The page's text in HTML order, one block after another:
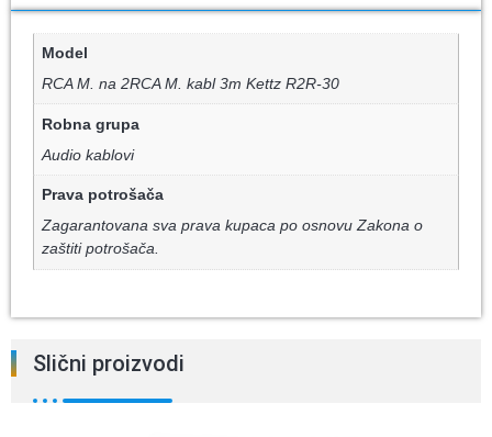
Model
RCA M. na 2RCA M. kabl 3m Kettz R2R-30
Robna grupa
Audio kablovi
Prava potrošača
Zagarantovana sva prava kupaca po osnovu Zakona o
zaštiti potrošača.
Slični proizvodi